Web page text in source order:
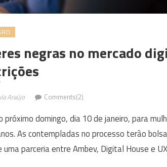
negras no mercado
Araújo Comments(2)
domingo, dia 10 de janeiro, para
As contempladas no processo terão
parceria entre Ambev, Digital House e